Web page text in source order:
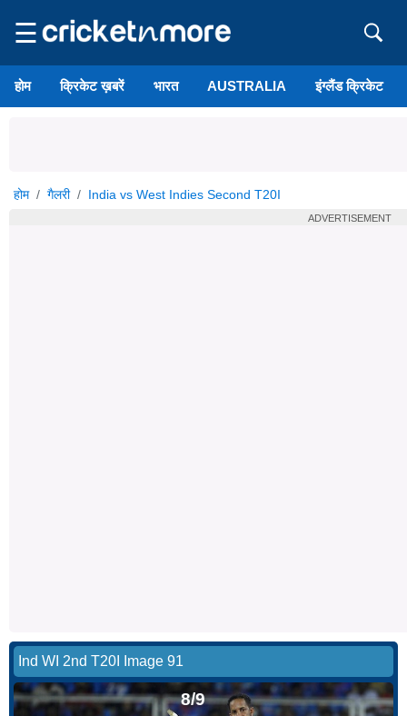
☰
होम क्रिकेट ख़बरें भारत AUSTRALIA इंग्लैंड क्रिकेट
होम गैलरी India vs West Indies Second T20I
ADVERTISEMENT
Ind WI 2nd T20I Image 91
8/9